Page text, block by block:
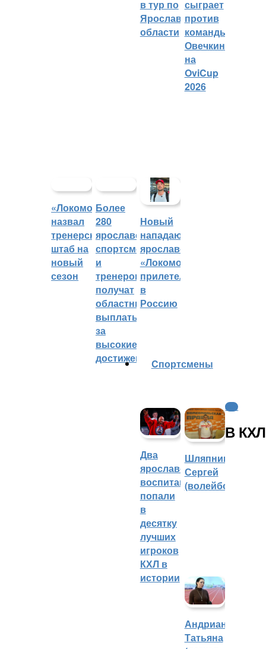
в тур по
Ярославской
области
сыграет
против
команды
Овечкина
на
OviCup
2026
«Локомотив»
назвал
тренерский
штаб на
новый
сезон
Более
280
ярославских
спортсменов
и
тренеров
получат
областные
выплаты
за
высокие
достижения
Новый
нападающий
ярославского
«Локомотива»
прилетел
в
Россию
Cпортсмены
Два
ярославских
воспитанника
попали
в
десятку
лучших
игроков
КХЛ в
истории
Шляпников
Сергей
(волейбол)
Андрианова
Татьяна
КХЛ
В КХЛ